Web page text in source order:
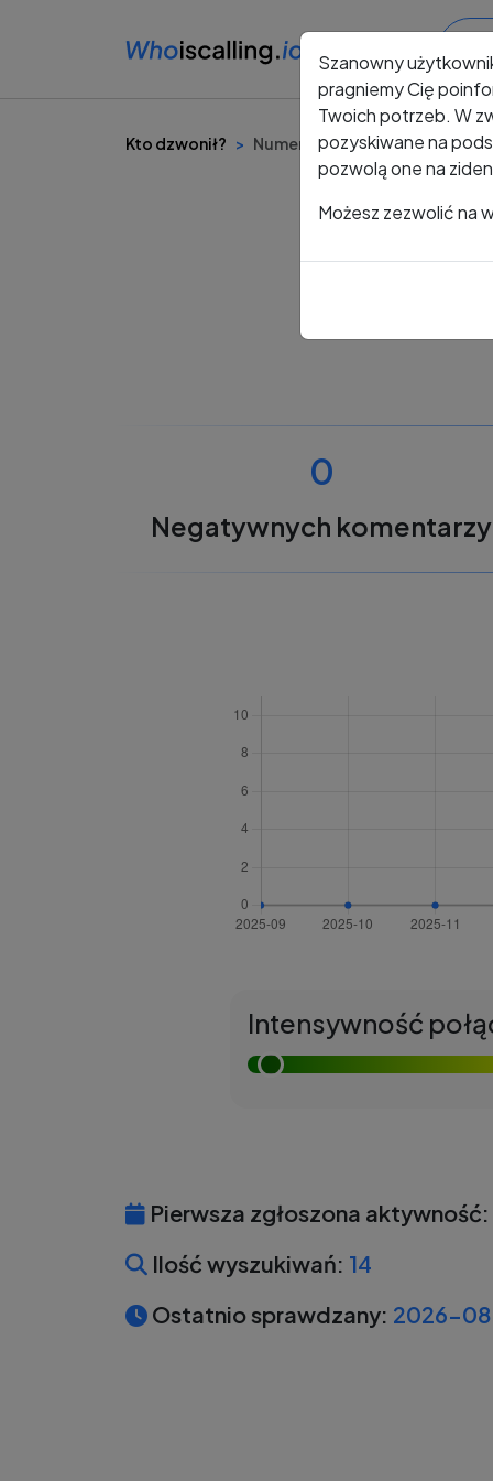
Kto dzwonił? Numer +48 756 121 460
0
Negatywnych komentarzy
Intensywność
Pierwsza zgłoszona aktywność:
Ilość wyszukiwań: 14
Ostatnio sprawdzany: 2026-
Szanowny
pragniemy Cię
Twoich potrzeb. W
pozyskiwane na
pozwolą one na
Możesz zezwolić na